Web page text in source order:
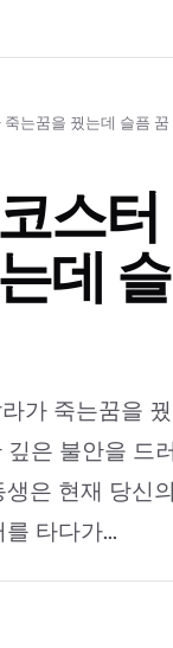
는꿈을 꿨는데 슬픔
스
데
가 죽는꿈을
은 불안을 드
은 현재 당신
타다가...